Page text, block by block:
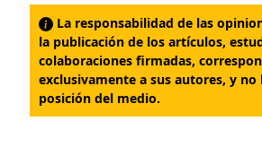
La responsabilidad de las
la publicación de los artículos,
colaboraciones firmadas,
exclusivamente a sus autores, y no
posición del medio.